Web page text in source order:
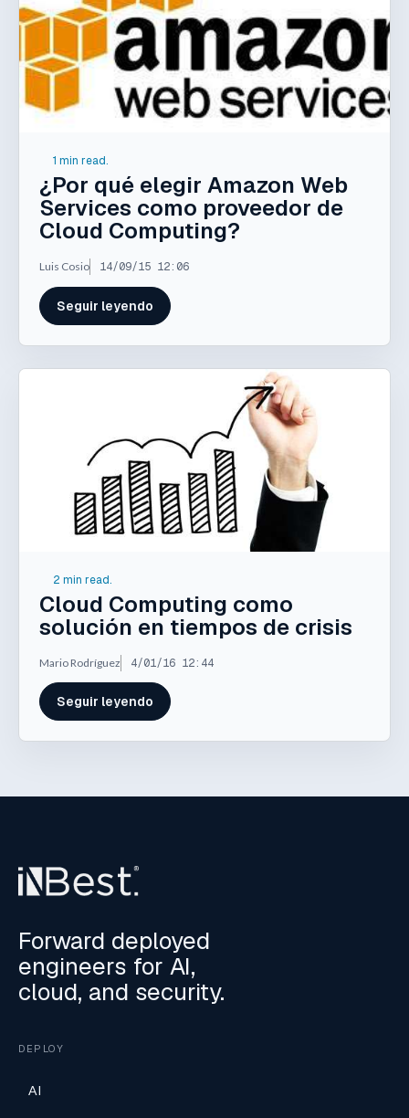
1 min read.
¿Por qué elegir Amazon Web
Services como proveedor de
Cloud Computing?
Luis Cosio 14/09/15 12:06
Seguir leyendo
2 min read.
Cloud Computing como
solución en tiempos de crisis
Mario Rodríguez 4/01/16 12:44
Seguir leyendo
Forward deployed
engineers for AI,
cloud, and security.
DEPLOY
AI